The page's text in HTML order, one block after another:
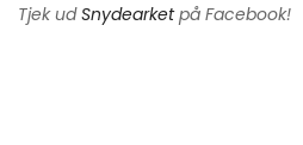
Tjek udSnydearketpå Facebook!